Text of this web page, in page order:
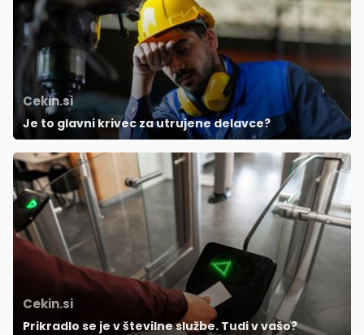
Cekin.si
Je to glavni krivec za utrujene delavce?
Cekin.si
Prikradlo se je v številne službe. Tudi v vašo?